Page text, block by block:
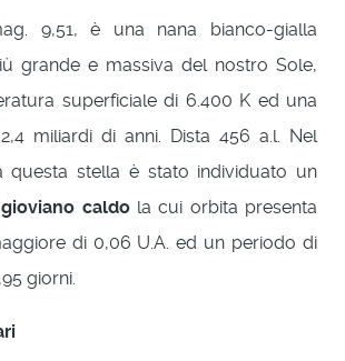
9,51, è una nana bianco-gialla
grande e massiva del nostro Sole,
superficiale di 6.400 K ed una
miliardi di anni. Dista 456 a.l. Nel
questa stella è stato individuato un
gioviano caldola cui orbita presenta
di 0,06 U.A. ed un periodo di
giorni.